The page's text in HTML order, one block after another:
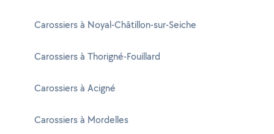
Carossiers à Noyal-Châtillon-sur-Seiche
Carossiers à Thorigné-Fouillard
Carossiers à Acigné
Carossiers à Mordelles